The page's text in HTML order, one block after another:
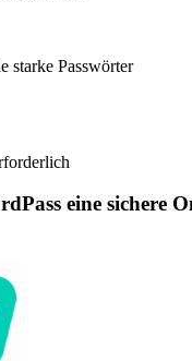
starke Passwörter
eine sichere